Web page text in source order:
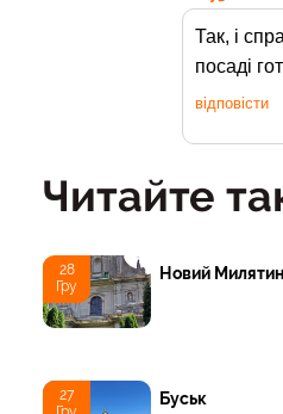
Так, і
посаді
відповісти
Читайте
28
Гру
Новий Милятин
27
Буськ